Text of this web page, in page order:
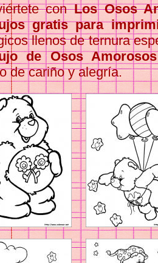
conLos Osos
gratis para
llenos de ternura
de Osos
de cariño y alegría.